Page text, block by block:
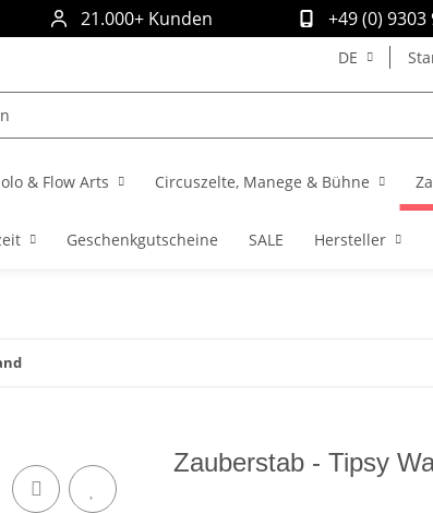
21.000+ Kunden +49 (0) 9303
DE
& Flow Arts Circuszelte, Manege & Bühne
Geschenkgutscheine SALE Hersteller
Zauberstab - Tipsy